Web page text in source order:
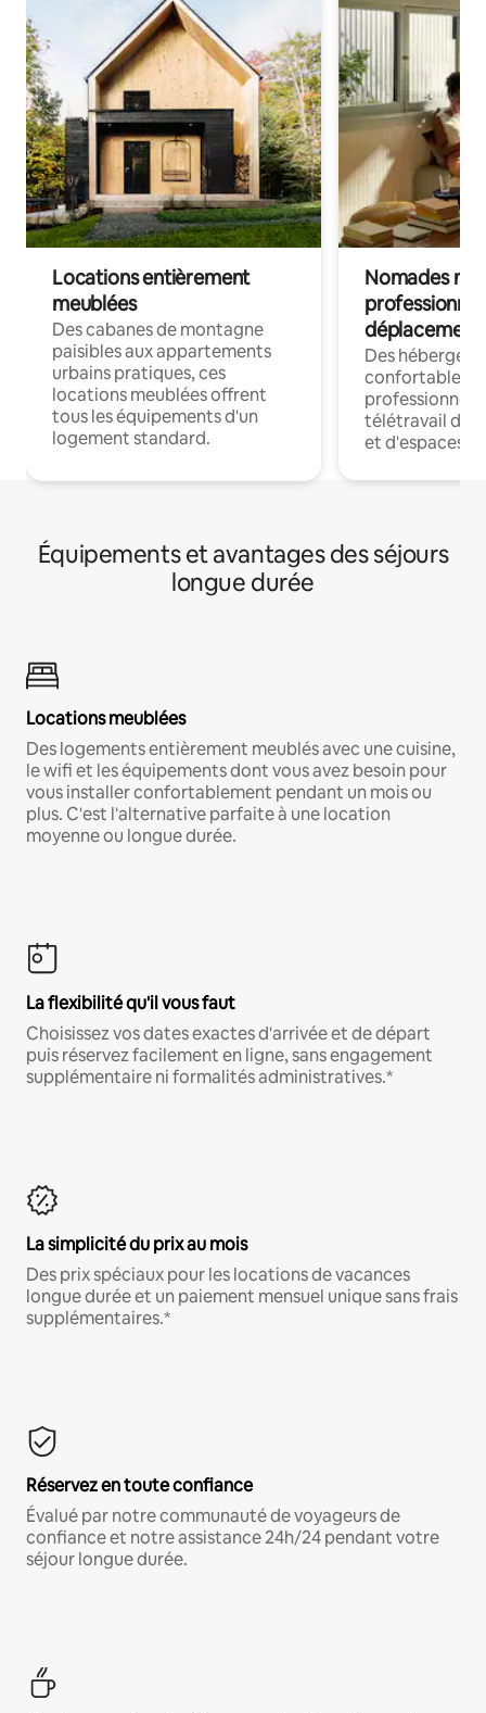
Locations entièrement
meublées
Des cabanes de montagne
paisibles aux appartements
urbains pratiques, ces
locations meublées offrent
tous les équipements d'un
logement standard.
Nomades
déplacement
Des
confortables
professionnels
télétravail
et d'espaces
Équipements et avantages des séjours
longue durée
Locations meublées
Des logements entièrement meublés avec une cuisine,
le wifi et les équipements dont vous avez besoin pour
vous installer confortablement pendant un mois ou
plus. C'est l'alternative parfaite à une location
moyenne ou longue durée.
La flexibilité qu'il vous faut
Choisissez vos dates exactes d'arrivée et de départ
puis réservez facilement en ligne, sans engagement
supplémentaire ni formalités administratives.*
La simplicité du prix au mois
Des prix spéciaux pour les locations de vacances
longue durée et un paiement mensuel unique sans frais
supplémentaires.*
Réservez en toute confiance
Évalué par notre communauté de voyageurs de
confiance et notre assistance 24h/24 pendant votre
séjour longue durée.